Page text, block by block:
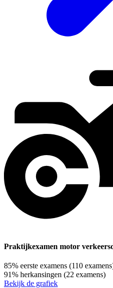
Praktijkexamen motor
85% eerste examens (110
91% herkansingen (22 examens)
Bekijk de grafiek